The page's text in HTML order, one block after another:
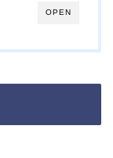
OPEN